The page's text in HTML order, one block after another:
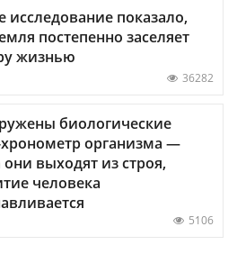
исследование показало,
постепенно заселяет
жизнью
36282
биологические
организма —
они выходят из строя,
человека
5106